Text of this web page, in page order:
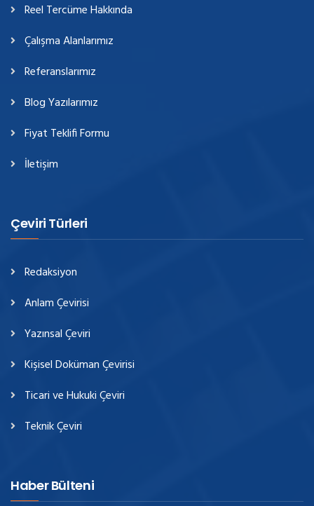
Reel Tercüme Hakkında
Çalışma Alanlarımız
Referanslarımız
Blog Yazılarımız
Fiyat Teklifi Formu
İletişim
Çeviri Türleri
Redaksiyon
Anlam Çevirisi
Yazınsal Çeviri
Kişisel Doküman Çevirisi
Ticari ve Hukuki Çeviri
Teknik Çeviri
Haber Bülteni